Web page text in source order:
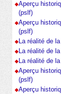
Aperçu
(pslf)
Aperçu
(pslf)
La réalité de
La réalité de
La réalité de
Aperçu
(pslf)
Aperçu